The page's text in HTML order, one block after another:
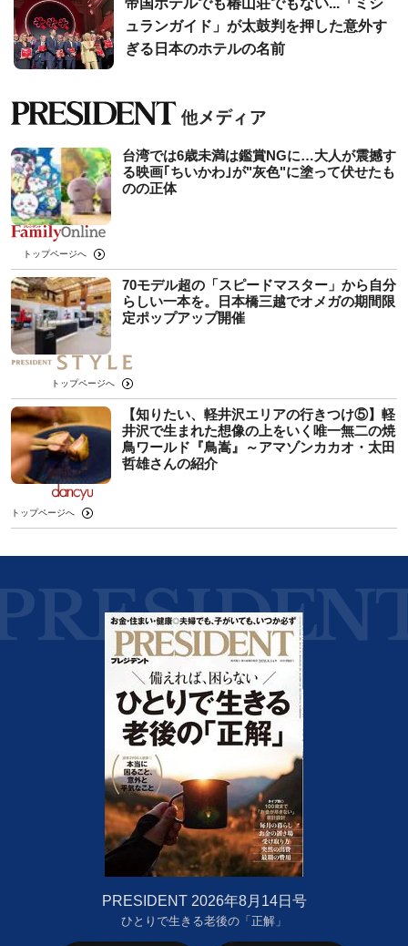
ュランガイド」が太鼓判を押した意外す
ぎる日本のホテルの名前
台湾では6歳未満は鑑賞NGに…大人が震撼す
る映画｢ちいかわ｣が"灰色"に塗って伏せたも
のの正体
トップページへ
70モデル超の「スピードマスター」から自分
らしい一本を。日本橋三越でオメガの期間限
定ポップアップ開催
トップページへ
【知りたい、軽井沢エリアの行きつけ⑤】軽
井沢で生まれた想像の上をいく唯一無二の焼
鳥ワールド『鳥嵩』～アマゾンカカオ・太田
哲雄さんの紹介
トップページへ
PRESIDENT 2026年8月14日号
ひとりで生きる老後の「正解」